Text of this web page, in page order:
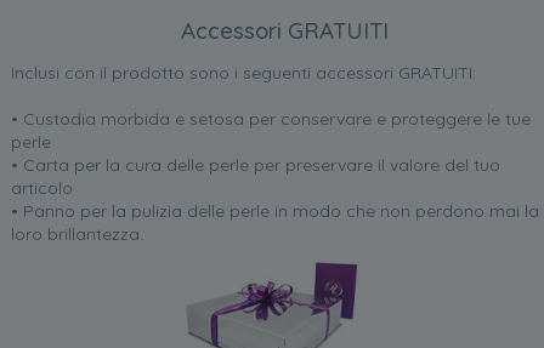
Accessori GRATUITI
Inclusi con il prodotto sono i seguenti accessori GRATUITI:
• Custodia morbida e setosa per conservare e proteggere le tue
perle
• Carta per la cura delle perle per preservare il valore del tuo
articolo
• Panno per la pulizia delle perle in modo che non perdono mai la
loro brillantezza.